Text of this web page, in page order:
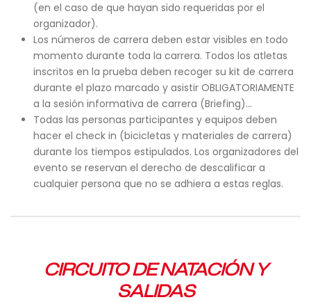
(en el caso de que hayan sido requeridas por el
organizador).
Los números de carrera deben estar visibles en todo
momento durante toda la carrera. Todos los atletas
inscritos en la prueba deben recoger su kit de carrera
durante el plazo marcado y asistir OBLIGATORIAMENTE
a la sesión informativa de carrera (Briefing)…
Todas las personas participantes y equipos deben
hacer el check in (bicicletas y materiales de carrera)
durante los tiempos estipulados. Los organizadores del
evento se reservan el derecho de descalificar a
cualquier persona que no se adhiera a estas reglas.
CIRCUITO DE NATACIÓN Y
SALIDAS